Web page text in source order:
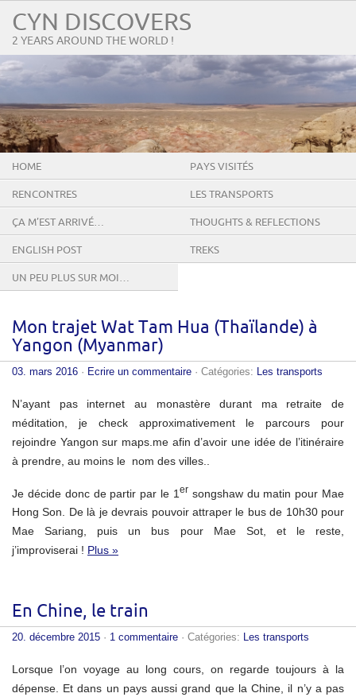
CYN DISCOVERS
2 YEARS AROUND THE WORLD !
HOME PAYS VISITÉS
RENCONTRES LES TRANSPORTS
ÇA M’EST ARRIVÉ… THOUGHTS & REFLECTIONS
ENGLISH POST TREKS
UN PEU PLUS SUR MOI…
Mon trajet Wat Tam Hua (Thaïlande) à
Yangon (Myanmar)
03. mars 2016 · Ecrire un commentaire · Catégories: Les transports
N’ayant pas internet au monastère durant ma retraite de
méditation, je check approximativement le parcours pour
rejoindre Yangon sur maps.me afin d’avoir une idée de l’itinéraire
à prendre, au moins le nom des villes..
Je décide donc de partir par le 1 er songshaw du matin pour Mae
Hong Son. De là je devrais pouvoir attraper le bus de 10h30 pour
Mae Sariang, puis un bus pour Mae Sot, et le reste,
j’improviserai ! Plus »
En Chine, le train
20. décembre 2015 · 1 commentaire · Catégories: Les transports
Lorsque l’on voyage au long cours, on regarde toujours à la
dépense. Et dans un pays aussi grand que la Chine, il n’y a pas